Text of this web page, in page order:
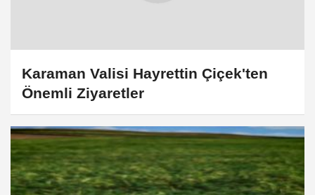
Karaman Valisi Hayrettin Çiçek'ten
Önemli Ziyaretler